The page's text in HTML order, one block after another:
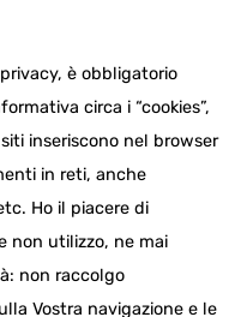
è obbligatorio
circa i “cookies”,
inseriscono nel browser
in reti, anche
Ho il piacere di
non utilizzo, ne mai
non raccolgo
Vostra navigazione e le